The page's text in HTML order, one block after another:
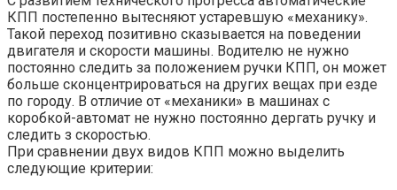
КПП постепенно вытесняют устаревшую «механику».
Такой переход позитивно сказывается на поведении
двигателя и скорости машины. Водителю не нужно
постоянно следить за положением ручки КПП, он может
больше сконцентрироваться на других вещах при езде
по городу. В отличие от «механики» в машинах с
коробкой-автомат не нужно постоянно дергать ручку и
следить з скоростью.
При сравнении двух видов КПП можно выделить
следующие критерии: